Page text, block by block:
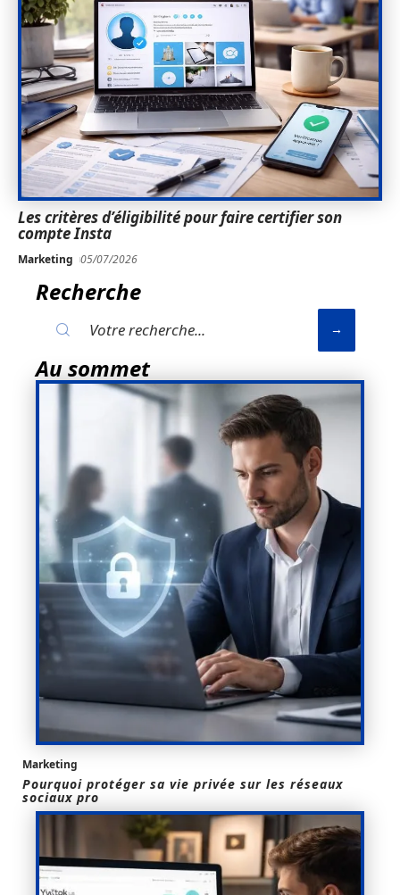
Les critères d’éligibilité pour faire certifier son
compte Insta
Marketing 05/07/2026
Recherche
Au sommet
Marketing
Pourquoi protéger sa vie privée sur les réseaux
sociaux pro